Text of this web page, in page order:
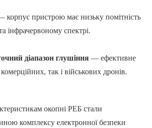
пристрою має низьку помітність
інфрачервоному спектрі.
діапазон глушіння— ефективне
так і військових дронів.
окопні РЕБ стали
комплексу електронної безпеки